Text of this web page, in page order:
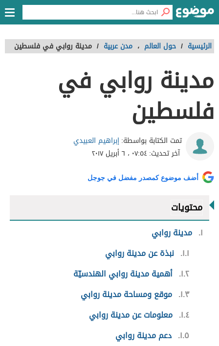
الرئيسية / حول العالم ، مدن عربية / مدينة روابي في فلسطين
مدينة روابي في
فلسطين
تمت الكتابة بواسطة:إبراهيم العبيدي
آخر تحديث:٠٧:٥٤ ، ٦ أبريل ٢٠١٧
أضف موضوع كمصدر مفضل في جوجل
محتويات
١ مدينة روابي
١.١ نبذة عن مدينة روابي
١.٢ أهمية مدينة روابي الهندسيّة
١.٣ موقع ومساحة مدينة روابي
١.٤ معلومات عن مدينة روابي
١.٥ دعم مدينة روابي